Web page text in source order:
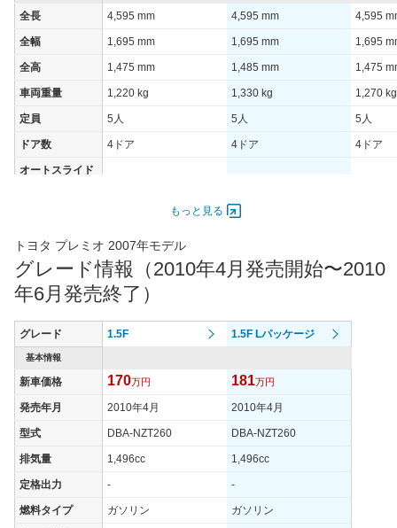
全長 4,595 mm 4,595 mm 4,595
全幅 1,695 mm 1,695 mm 1,695
全高 1,475 mm 1,485 mm 1,475
車両重量 1,220 kg 1,330 kg 1,270 kg
定員 5人 5人 5人
ドア数 4ドア 4ドア 4ドア
オートスライド
最高トルク 176 [17.9]/ 5,200 164 [16.7]/ 5,200 196
過給機 -
タイヤサイズ
(前)
185/65R15 88S 195/65R15 91S
タイヤサイズ
(後)
185/65R15 88S 195/65R15 91S
燃費
WLTCモード - -
WLTCモード(市
街地)
WLTCモード(郊
- -
もっと見る
トヨタ プレミオ 2007年モデル
グレード情報（2010年4月発売開始〜2010
年6月発売終了）
グレード 1.5F 1.5F Lパッケージ
基本情報
新車価格 170万円 181万円
発売年月 2010年4月 2010年4月
型式 DBA-NZT260 DBA-NZT260
排気量 1,496cc 1,496cc
定格出力 - -
燃料タイプ ガソリン ガソリン